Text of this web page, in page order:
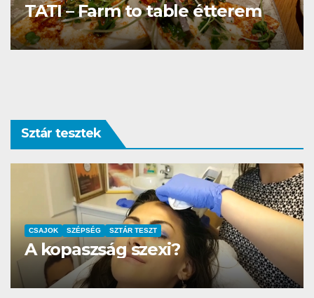
La Villa Étterem és Pizzéria
Sztár tesztek
AUTÓ-MOTOR SZTÁR TESZT
DS3 és Zanzibár Rita